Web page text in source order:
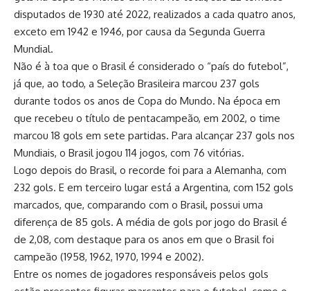
disputados de 1930 até 2022, realizados a cada quatro anos,
exceto em 1942 e 1946, por causa da Segunda Guerra
Mundial.
Não é à toa que o Brasil é considerado o “país do futebol”,
já que, ao todo, a Seleção Brasileira marcou 237 gols
durante todos os anos de Copa do Mundo. Na época em
que recebeu o título de pentacampeão, em 2002, o time
marcou 18 gols em sete partidas. Para alcançar 237 gols nos
Mundiais, o Brasil jogou 114 jogos, com 76 vitórias.
Logo depois do Brasil, o recorde foi para a Alemanha, com
232 gols. E em terceiro lugar está a Argentina, com 152 gols
marcados, que, comparando com o Brasil, possui uma
diferença de 85 gols. A média de gols por jogo do Brasil é
de 2,08, com destaque para os anos em que o Brasil foi
campeão (1958, 1962, 1970, 1994 e 2002).
Entre os nomes de jogadores responsáveis pelos gols